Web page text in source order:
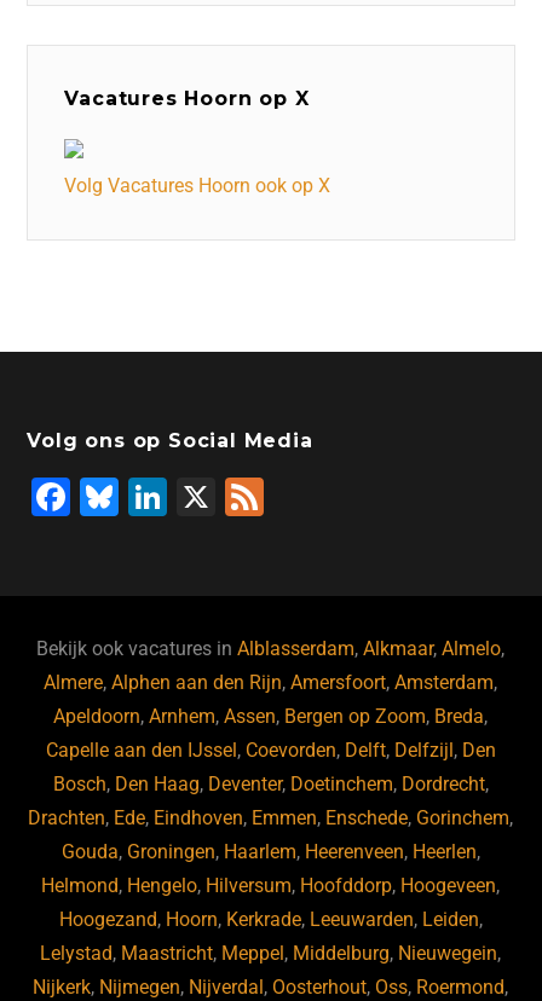
Vacatures Hoorn op X
Volg Vacatures Hoorn ook op X
Volg ons op Social Media
F
b
o
o
k
Bl
ky
Li
dI
n
X
Bekijk ook vacatures inAlblasserdam,Alkmaar,Almelo,
Almere,Alphen aan den Rijn,Amersfoort,Amsterdam,
Apeldoorn,Arnhem,Assen, Bergen op Zoom, Breda,
Capelle aan den IJssel, Coevorden, Delft, Delfzijl, Den
Bosch, Den Haag, Deventer, Doetinchem, Dordrecht,
Drachten, Ede, Eindhoven, Emmen, Enschede, Gorinchem,
Gouda, Groningen, Haarlem, Heerenveen, Heerlen,
Helmond, Hengelo, Hilversum, Hoofddorp, Hoogeveen,
Hoogezand, Hoorn, Kerkrade, Leeuwarden, Leiden,
Lelystad, Maastricht, Meppel, Middelburg, Nieuwegein,
Nijkerk, Nijmegen, Nijverdal, Oosterhout, Oss, Roermond,